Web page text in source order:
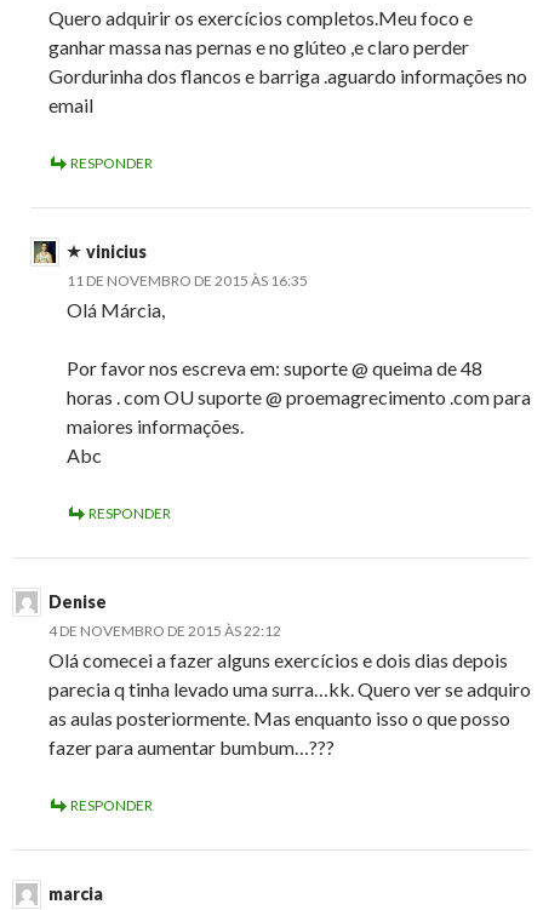
Quero adquirir os exercícios completos.Meu foco e
ganhar massa nas pernas e no glúteo ,e claro perder
Gordurinha dos flancos e barriga .aguardo informações no
email
RESPONDER
vinicius
11 DE NOVEMBRO DE 2015 ÀS 16:35
Olá Márcia,
Por favor nos escreva em: suporte @ queima de 48
horas . com OU suporte @ proemagrecimento .com para
maiores informações.
Abc
RESPONDER
Denise
4 DE NOVEMBRO DE 2015 ÀS 22:12
Olá comecei a fazer alguns exercícios e dois dias depois
parecia q tinha levado uma surra…kk. Quero ver se adquiro
as aulas posteriormente. Mas enquanto isso o que posso
fazer para aumentar bumbum…???
RESPONDER
marcia